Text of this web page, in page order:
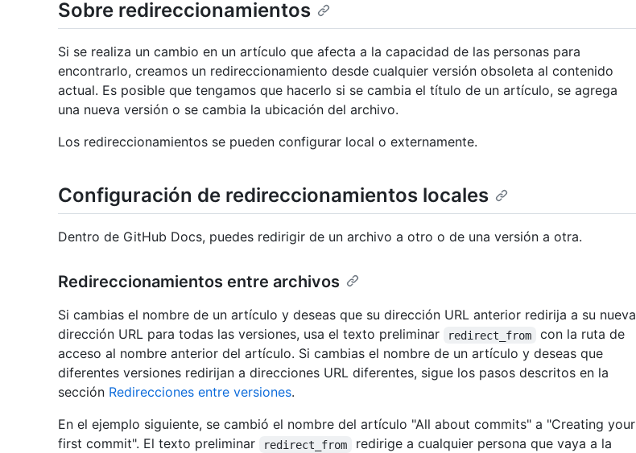
Sobre redireccionamientos
Si se realiza un cambio en un artículo que afecta a la capacidad de las personas para
encontrarlo, creamos un redireccionamiento desde cualquier versión obsoleta al contenido
actual. Es posible que tengamos que hacerlo si se cambia el título de un artículo, se agrega
una nueva versión o se cambia la ubicación del archivo.
Los redireccionamientos se pueden configurar local o externamente.
Configuración de redireccionamientos locales
Dentro de GitHub Docs, puedes redirigir de un archivo a otro o de una versión a otra.
Redireccionamientos entre archivos
Si cambias el nombre de un artículo y deseas que su dirección URL anterior redirija a su nueva
dirección URL para todas las versiones, usa el texto preliminar
redirect_from
con la ruta de
acceso al nombre anterior del artículo. Si cambias el nombre de un artículo y deseas que
diferentes versiones redirijan a direcciones URL diferentes, sigue los pasos descritos en la
sección Redirecciones entre versiones.
En el ejemplo siguiente, se cambió el nombre del artículo "All about commits" a "Creating your
first commit". El texto preliminar
redirect_from
redirige a cualquier persona que vaya a la